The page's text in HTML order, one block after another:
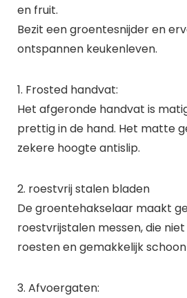
en fruit.
Bezit een groentesnijder en
ontspannen keukenleven.
1. Frosted handvat:
Het afgeronde handvat is
prettig in de hand. Het matte
zekere hoogte antislip.
2. roestvrij stalen bladen
De groentehakselaar maakt
roestvrijstalen messen, die
roesten en gemakkelijk
3. Afvoergaten: